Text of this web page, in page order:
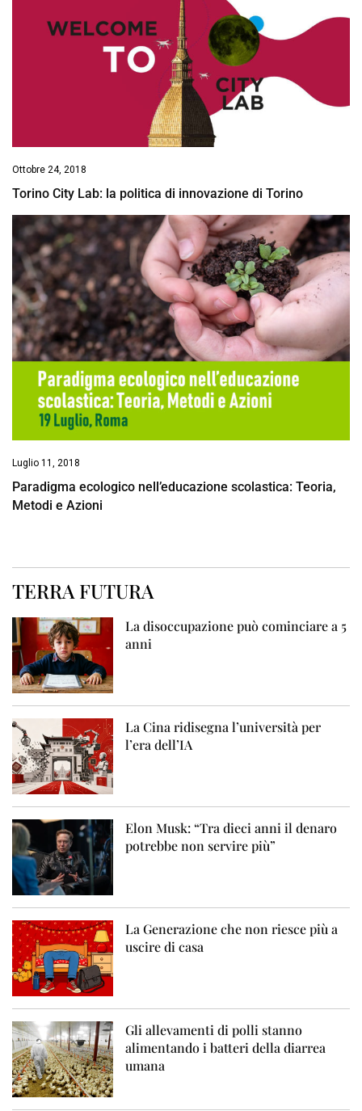
Ottobre 24, 2018
Torino City Lab: la politica di innovazione di Torino
Luglio 11, 2018
Paradigma ecologico nell’educazione scolastica: Teoria,
Metodi e Azioni
TERRA FUTURA
La disoccupazione può cominciare a 5
anni
La Cina ridisegna l’università per
l’era dell’IA
Elon Musk: “Tra dieci anni il denaro
potrebbe non servire più”
La Generazione che non riesce più a
uscire di casa
Gli allevamenti di polli stanno
alimentando i batteri della diarrea
umana